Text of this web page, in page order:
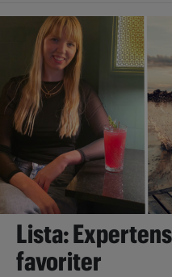
Lista:
favoriter